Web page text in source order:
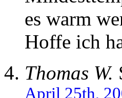
es warm
Hoffe ich
Thomas W.
April 25th,